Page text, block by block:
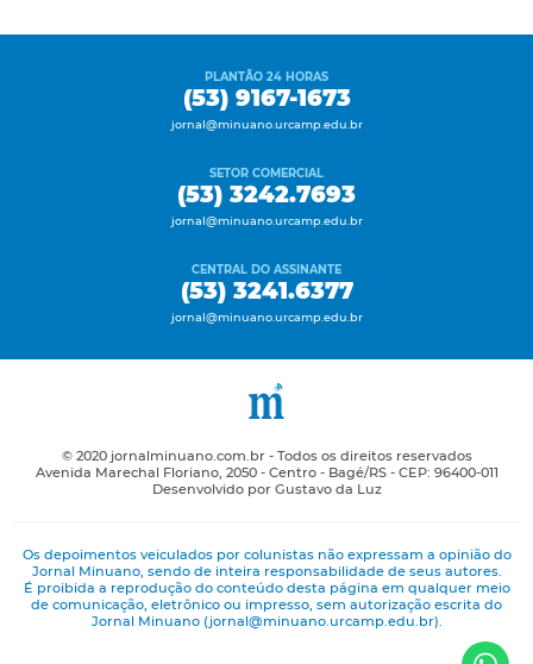
PLANTÃO 24 HORAS
(53) 9167-1673
jornal@minuano.urcamp.edu.br
SETOR COMERCIAL
(53) 3242.7693
jornal@minuano.urcamp.edu.br
CENTRAL DO ASSINANTE
(53) 3241.6377
jornal@minuano.urcamp.edu.br
© 2020 jornalminuano.com.br - Todos os direitos reservados
Avenida Marechal Floriano, 2050 - Centro - Bagé/RS - CEP: 96400-011
Desenvolvido por Gustavo da Luz
Os depoimentos veiculados por colunistas não expressam a opinião do
Jornal Minuano, sendo de inteira responsabilidade de seus autores.
É proibida a reprodução do conteúdo desta página em qualquer meio
de comunicação, eletrônico ou impresso, sem autorização escrita do
Jornal Minuano (jornal@minuano.urcamp.edu.br).